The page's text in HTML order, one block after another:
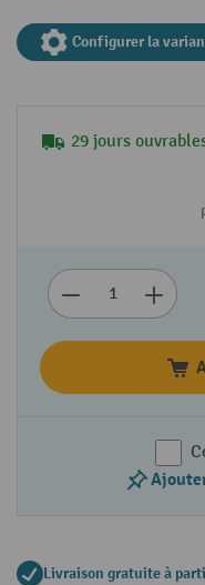
Configurer la
29 jours
Livraison gratuite à